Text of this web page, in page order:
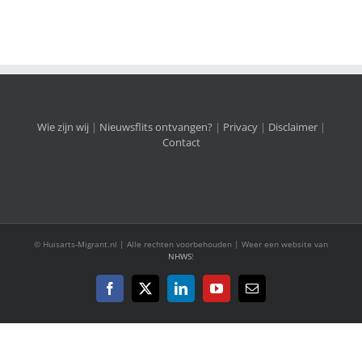
Wie zijn wij | Nieuwsflits ontvangen? | Privacy| Disclaimer|
Contact
© Huisarts-Migrant.nl | Alle rechten voorbehouden | Weer een website van
NHWS!
Facebook
X LinkedInYouTube
E-
mail